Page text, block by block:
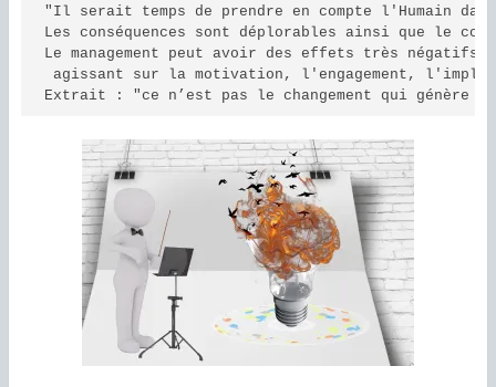
"Il serait temps de prendre en compte l'Humain
Les conséquences sont déplorables ainsi que le
Le management peut avoir des effets très négatifs
agissant sur la motivation, l'engagement,
Extrait : "ce n’est pas le changement qui génère